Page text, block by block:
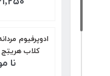
ادوپرفیوم
کلاب هریتِج عود
نا